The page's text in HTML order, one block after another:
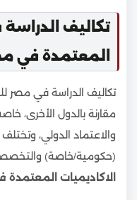
تكاليف
المعتمدة في
تكاليف الدراسة في مصر
مقارنة بالدول الأخرى،
والاعتماد الدولي،
(حكومية/خاصة)
الاكاديميات المعتمدة